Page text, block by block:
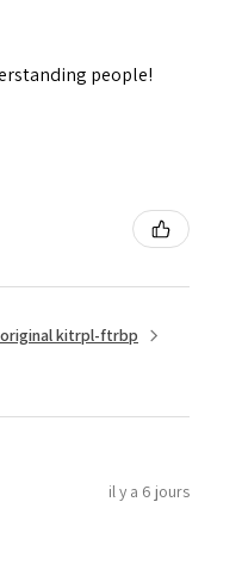
people!
kitrpl-ftrbp
il y a 6 jours